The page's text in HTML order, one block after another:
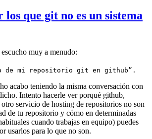
los que git no es un sistema
muy a menudo:
de mi repositorio git en github”.
acabo teniendo la misma conversación con
Intento hacerle ver porqué github,
servicio de hosting de repositorios no son
de tu repositorio y cómo en determinadas
cuando trabajas en equipo) puedes
usarlos para lo que no son.